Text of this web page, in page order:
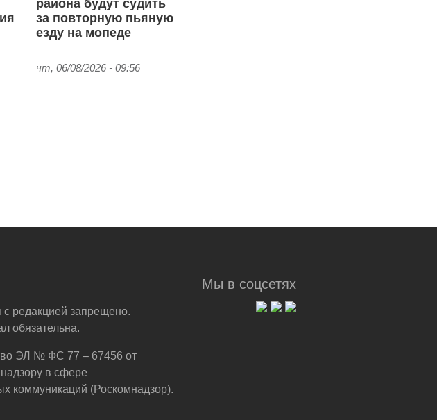
района будут судить
за повторную пьяную
езду на мопеде
чт, 06/08/2026 - 09:56
Мы в соцсетях
с редакцией запрещено.
обязательна.
ЭЛ № ФС 77 – 67456 от
в сфере
коммуникаций (Роскомнадзор).